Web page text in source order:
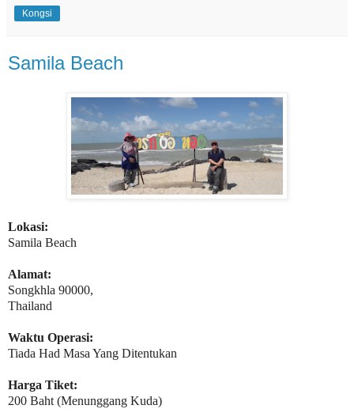
Kongsi
Samila Beach
Lokasi:
Samila Beach
Alamat:
Songkhla 90000,
Thailand
Waktu Operasi:
Tiada Had Masa Yang Ditentukan
Harga Tiket:
200 Baht (Menunggang Kuda)